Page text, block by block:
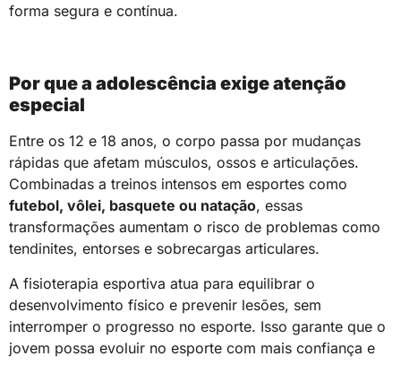
forma segura e contínua.
Por que a adolescência exige atenção
especial
Entre os 12 e 18 anos, o corpo passa por mudanças
rápidas que afetam músculos, ossos e articulações.
Combinadas a treinos intensos em esportes como
futebol, vôlei, basquete ou natação, essas
transformações aumentam o risco de problemas como
tendinites, entorses e sobrecargas articulares.
A fisioterapia esportiva atua para equilibrar o
desenvolvimento físico e prevenir lesões, sem
interromper o progresso no esporte. Isso garante que o
jovem possa evoluir no esporte com mais confiança e